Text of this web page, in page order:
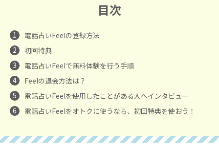
目次
1
電話占いFeelの登録方法
2
初回特典
3
電話占いFeelで無料体験を行う手順
4
Feelの退会方法は？
5
電話占いFeelを使用したことがある人へインタビュー
6
電話占いFeelをオトクに使うなら、初回特典を使おう！